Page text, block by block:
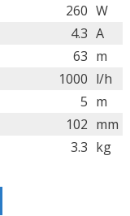
260 W
4.3 A
63 m
1000 l/h
5 m
102 mm
3.3 kg